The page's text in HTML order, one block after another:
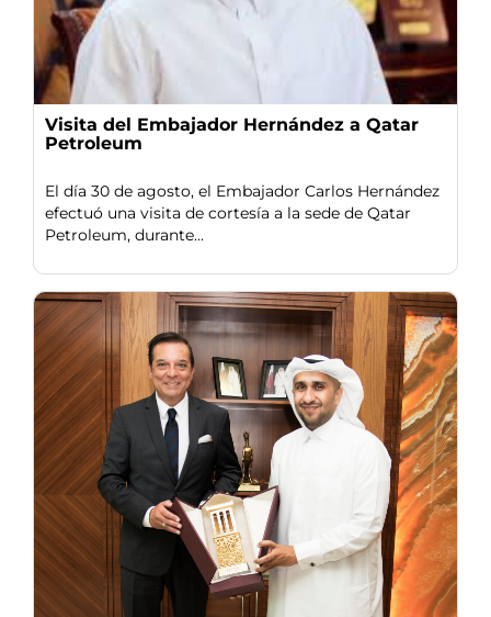
Visita del Embajador Hernández a Qatar
Petroleum
El día 30 de agosto, el Embajador Carlos Hernández
efectuó una visita de cortesía a la sede de Qatar
Petroleum, durante...